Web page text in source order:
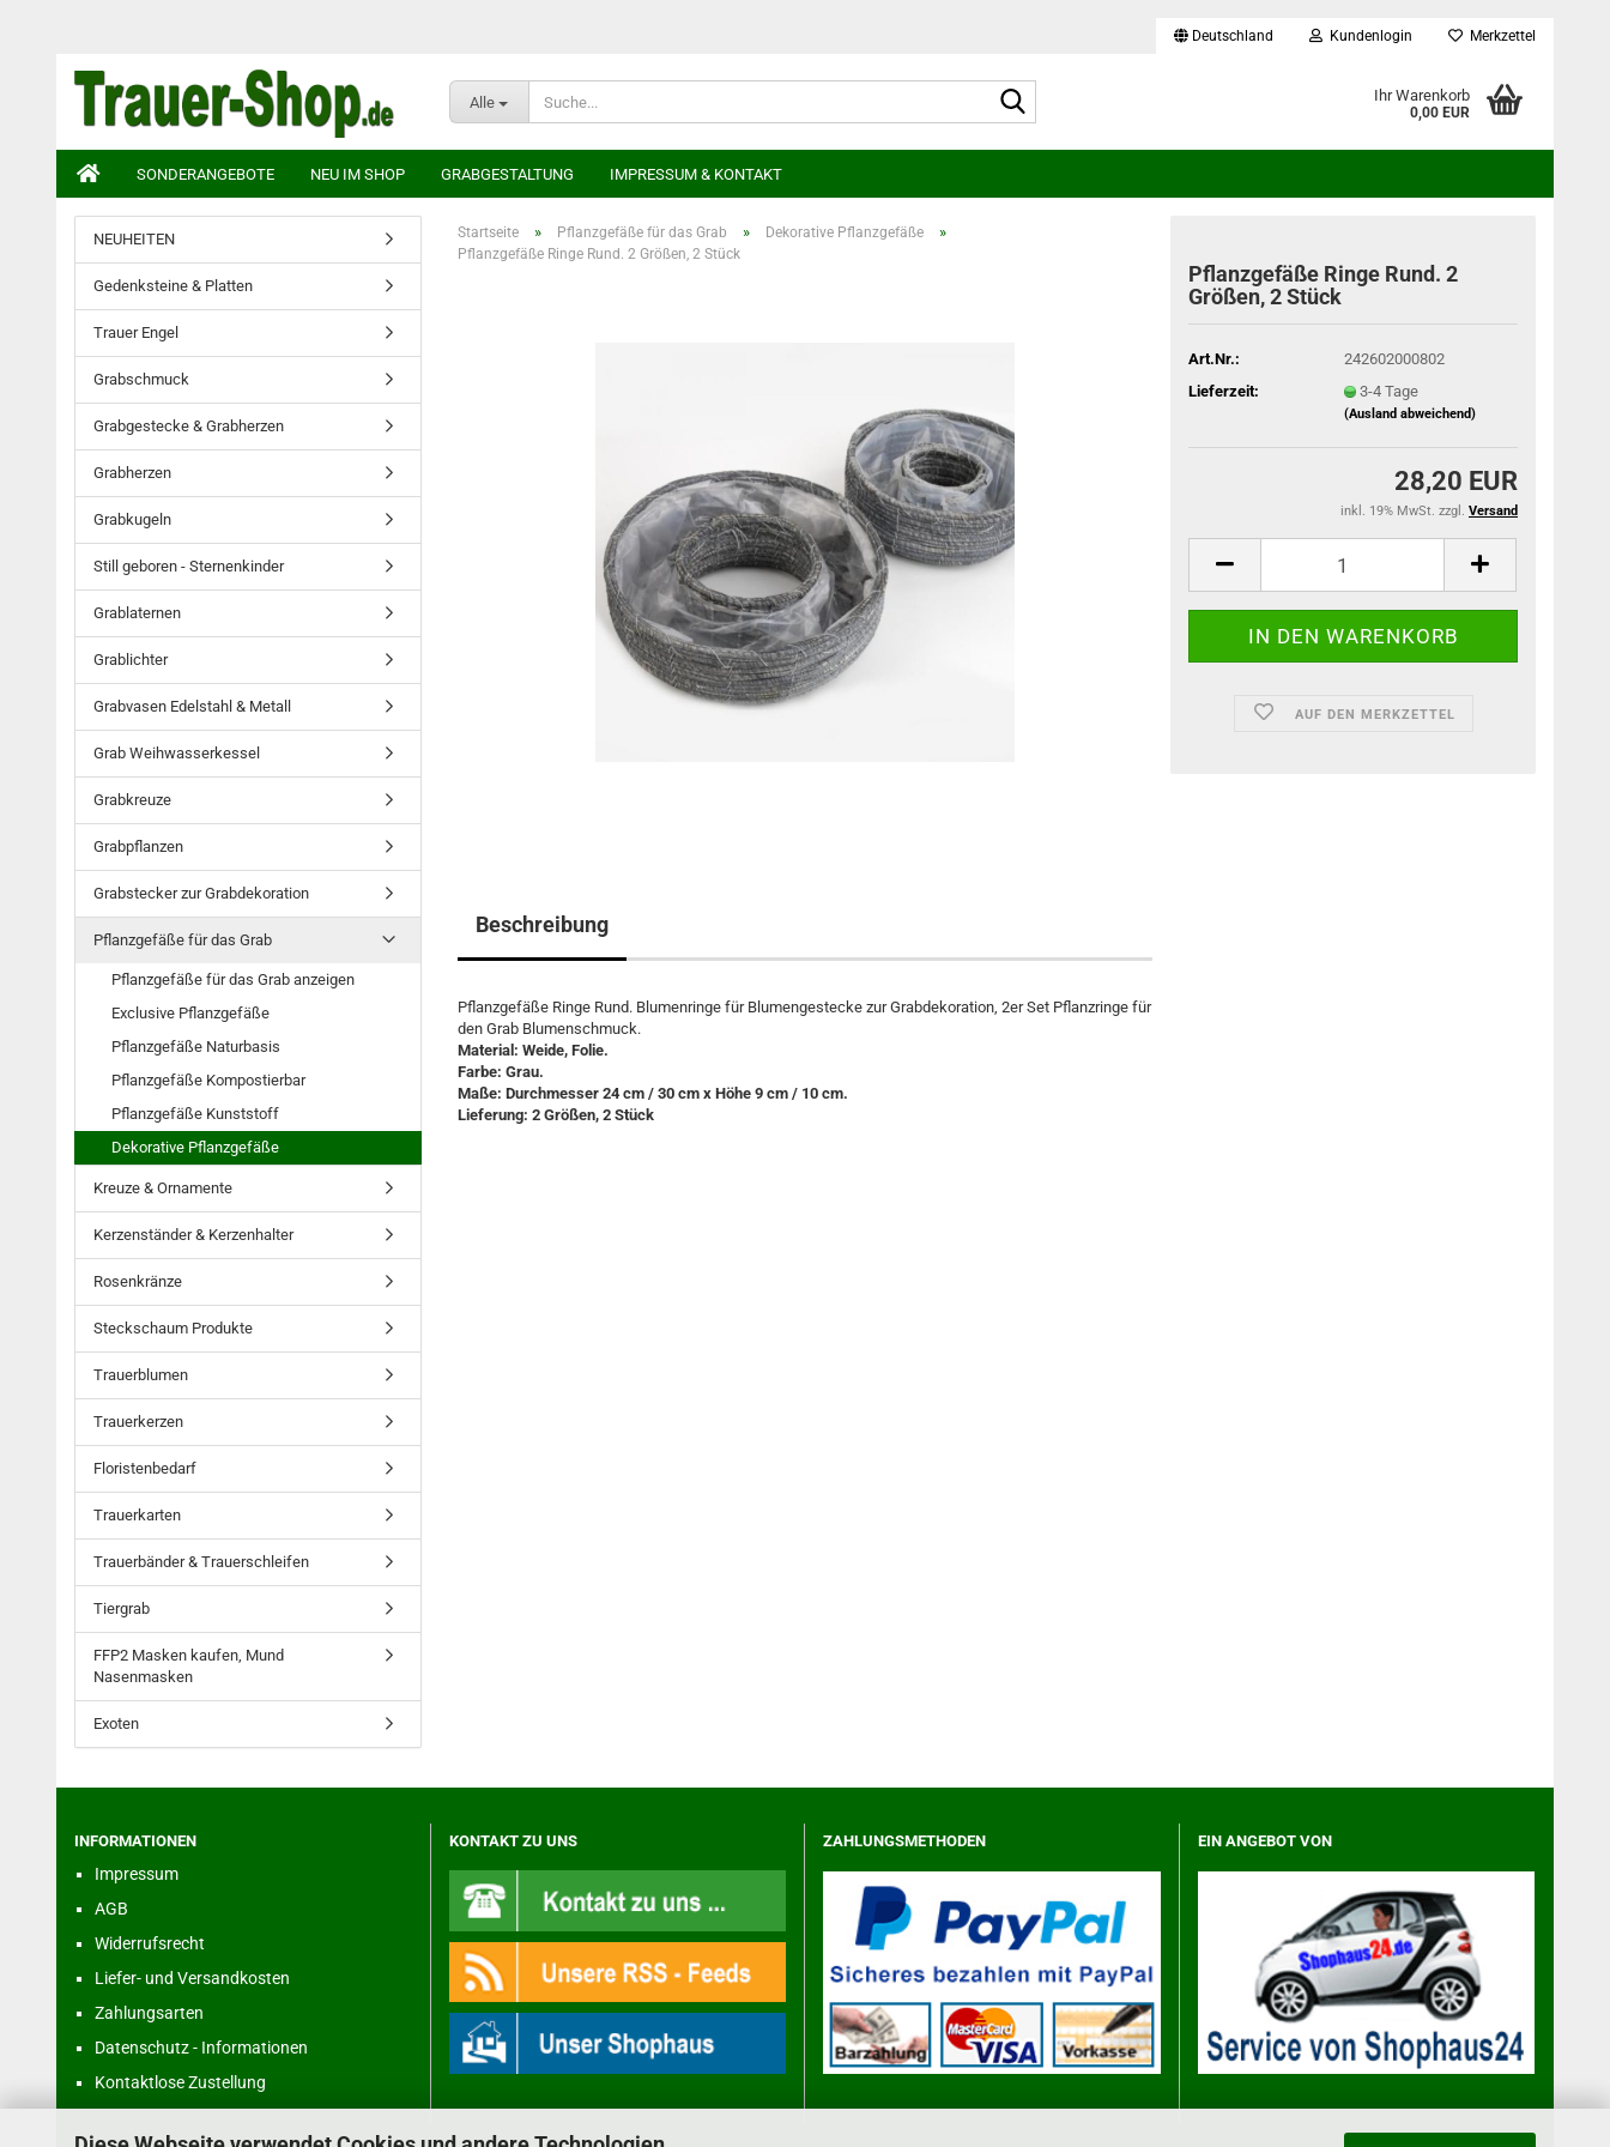
Deutschland Kundenlogin Merkzettel
Alle Ihr Warenkorb
0,00 EUR
SONDERANGEBOTE NEU IM SHOP GRABGESTALTUNG IMPRESSUM & KONTAKT
Startseite » Pflanzgefäße für das Grab » Dekorative Pflanzgefäße »
Pflanzgefäße Ringe Rund. 2 Größen, 2 Stück
Pflanzgefäße Ringe Rund. 2
Größen, 2 Stück
Art.Nr.:
242602000802
Lieferzeit:
3-4 Tage
(Ausland abweichend)
28,20 EUR
inkl. 19% MwSt. zzgl. Versand
AUF DEN MERKZETTEL
Beschreibung
Pflanzgefäße Ringe Rund. Blumenringe für Blumengestecke zur Grabdekoration, 2er Set Pflanzringe für
den Grab Blumenschmuck.
Material: Weide, Folie.
Farbe: Grau.
Maße: Durchmesser 24 cm / 30 cm x Höhe 9 cm / 10 cm.
Lieferung: 2 Größen, 2 Stück
NEUHEITEN
Gedenksteine & Platten
Trauer Engel
Grabschmuck
Grabgestecke & Grabherzen
Grabherzen
Grabkugeln
Still geboren - Sternenkinder
Grablaternen
Grablichter
Grabvasen Edelstahl & Metall
Grab Weihwasserkessel
Grabkreuze
Grabpflanzen
Grabstecker zur Grabdekoration
Pflanzgefäße für das Grab
Pflanzgefäße für das Grab anzeigen
Exclusive Pflanzgefäße
Pflanzgefäße Naturbasis
Pflanzgefäße Kompostierbar
Pflanzgefäße Kunststoff
Dekorative Pflanzgefäße
Kreuze & Ornamente
Kerzenständer & Kerzenhalter
Rosenkränze
Steckschaum Produkte
Trauerblumen
Trauerkerzen
Floristenbedarf
Trauerkarten
Trauerbänder & Trauerschleifen
Tiergrab
FFP2 Masken kaufen, Mund
Nasenmasken
Exoten
INFORMATIONEN
Impressum
AGB
Widerrufsrecht
Liefer- und Versandkosten
Zahlungsarten
Datenschutz - Informationen
Kontaktlose Zustellung
KONTAKT ZU UNS ZAHLUNGSMETHODEN EIN ANGEBOT VON